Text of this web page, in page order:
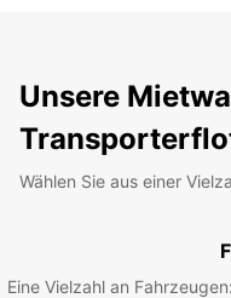
Unsere
Wählen Sie aus einer
Eine Vielzahl an